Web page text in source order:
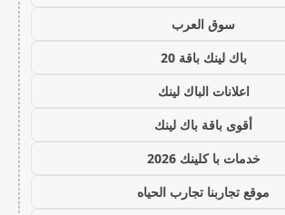
سوق العرب
باك لينك باقة 20
اعلانات الباك لينك
أقوى باقة باك لينك
خدمات با كلينك 2026
موقع تجاربنا تجارب الحياه